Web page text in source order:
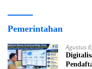
Pemerintahan
Agustus